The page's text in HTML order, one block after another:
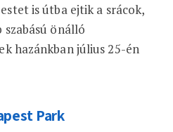
is útba ejtik a srácok,
önálló
hazánkban július 25-én
Park